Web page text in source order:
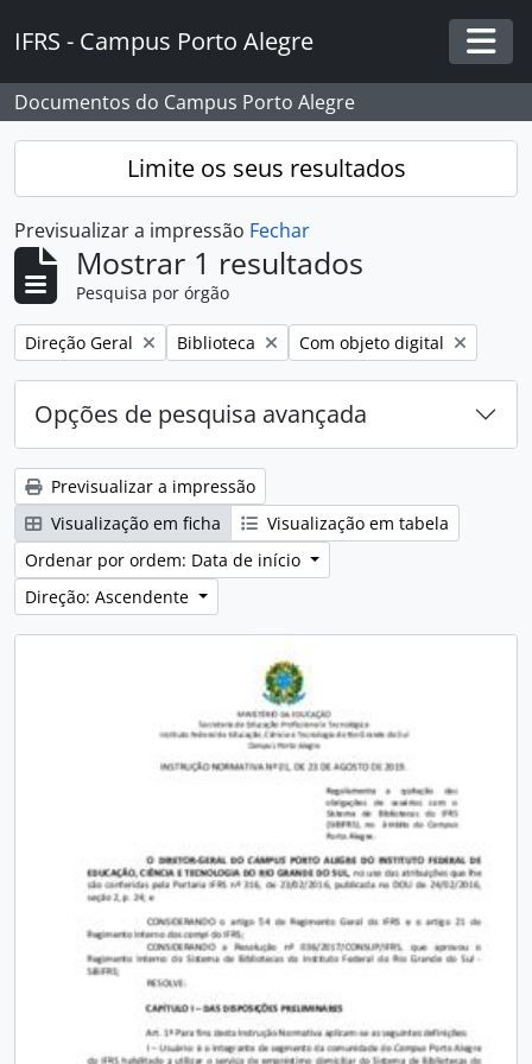
IFRS - Campus Porto Alegre
Documentos do Campus Porto Alegre
Limite os seus resultados
Previsualizar a impressão Fechar
Mostrar 1 resultados
Pesquisa por órgão
Remover filtro:
Direção Geral Remover filtro:
Biblioteca Remover filtro:
Com objeto digital
Opções de pesquisa avançada
Previsualizar a impressão
Visualização em ficha
Visualização em tabela
Ordenar por ordem: Data de início
Direção: Ascendente